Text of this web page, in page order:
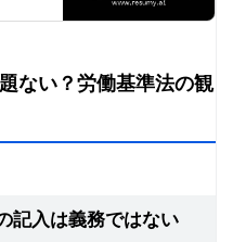
を付けることは？
嘘の退職理由より誠実な対応
、正直に伝えることが大切
、誠実な退職を心がけよう
歴
ない？労働基準法の観
記入は義務ではない